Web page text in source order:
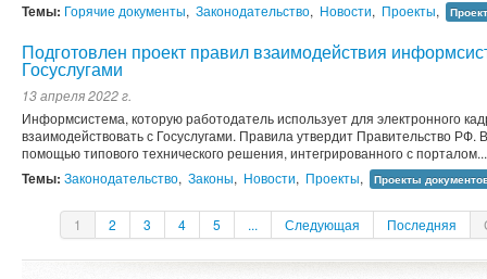
Темы: Горячие документы, Законодательство, Новости, Проекты,
Подготовлен проект правил взаимодействия
Госуслугами
13 апреля 2022 г.
Информсистема, которую работодатель использует для электронного
взаимодействовать с Госуслугами. Правила утвердит Правительство РФ.
помощью типового технического решения, интегрированного с порталом...
Темы: Законодательство, Законы, Новости, Проекты, Проекты
1 2 3 4 5 ... Следующая Последняя